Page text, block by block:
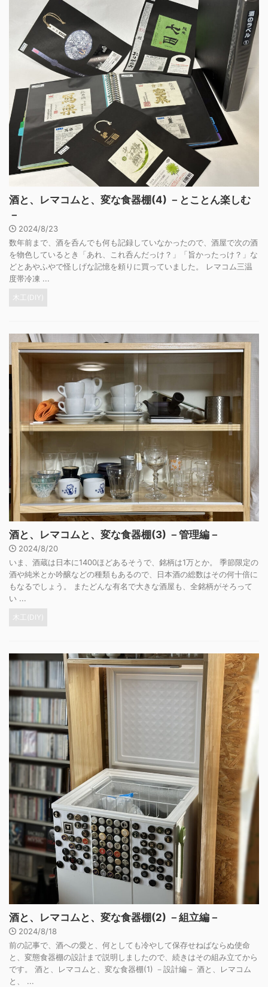
酒と、レマコムと、変な食器棚(4) －とことん楽しむ
－
2024/8/23
数年前まで、酒を呑んでも何も記録していなかったので、酒屋で次の酒
を物色しているとき「あれ、これ呑んだっけ？」「旨かったっけ？」な
どとあやふやで怪しげな記憶を頼りに買っていました。 レマコム三温
度帯冷凍 ...
木工(DIY)
酒と、レマコムと、変な食器棚(3) －管理編－
2024/8/20
いま、酒蔵は日本に1400ほどあるそうで、銘柄は1万とか。 季節限定の
酒や純米とか吟醸などの種類もあるので、日本酒の総数はその何十倍に
もなるでしょう。 またどんな有名で大きな酒屋も、全銘柄がそろって
い ...
木工(DIY)
酒と、レマコムと、変な食器棚(2) －組立編－
2024/8/18
前の記事で、酒への愛と、何としても冷やして保存せねばならぬ使命
と、変態食器棚の設計まで説明しましたので、続きはその組み立てから
です。 酒と、レマコムと、変な食器棚(1) －設計編－ 酒と、レマコム
と、 ...